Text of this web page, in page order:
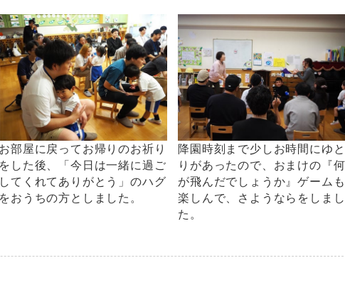
お部屋に戻ってお帰りのお祈り
をした後、「今日は一緒に過ご
してくれてありがとう」のハグ
をおうちの方としました。
降園時刻まで少しお時間にゆと
りがあったので、おまけの『何
が飛んだでしょうか』ゲームも
楽しんで、さようならをしまし
た。